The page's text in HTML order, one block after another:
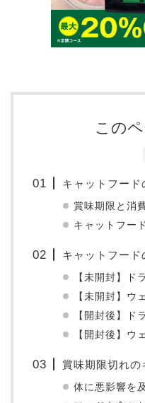
この
キャットフード
賞味期限と消
キャットフー
キャットフード
【未開封】ド
【未開封】ウ
【開封後】ド
【開封後】ウ
賞味期限切れ
体に悪影響を